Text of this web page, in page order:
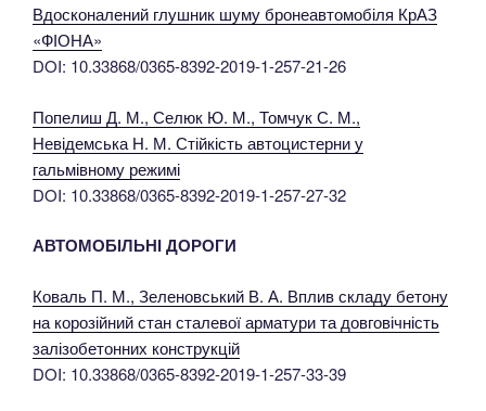
Вдосконалений глушник шуму бронеавтомобіля КрАЗ
«ФІОНА»
DOI: 10.33868/0365-8392-2019-1-257-21-26
Попелиш Д. М., Селюк Ю. М., Томчук С. М.,
Невідемська Н. М. Стійкість автоцистерни у
гальмівному режимі
DOI: 10.33868/0365-8392-2019-1-257-27-32
АВТОМОБІЛЬНІ ДОРОГИ
Коваль П. М., Зеленовський В. А. Вплив складу бетону
на корозійний стан сталевої арматури та довговічність
залізобетонних конструкцій
DOI: 10.33868/0365-8392-2019-1-257-33-39